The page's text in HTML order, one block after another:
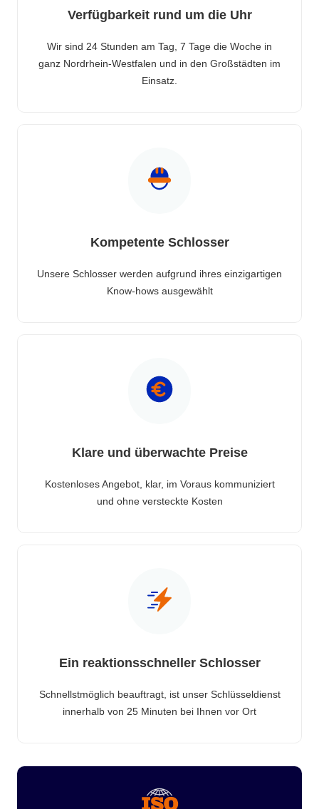
Verfügbarkeit rund um die Uhr
Wir sind 24 Stunden am Tag, 7 Tage die Woche in
ganz Nordrhein-Westfalen und in den Großstädten im
Einsatz.
Kompetente Schlosser
Unsere Schlosser werden aufgrund ihres einzigartigen
Know-hows ausgewählt
Klare und überwachte Preise
Kostenloses Angebot, klar, im Voraus kommuniziert
und ohne versteckte Kosten
Ein reaktionsschneller Schlosser
Schnellstmöglich beauftragt, ist unser Schlüsseldienst
innerhalb von 25 Minuten bei Ihnen vor Ort